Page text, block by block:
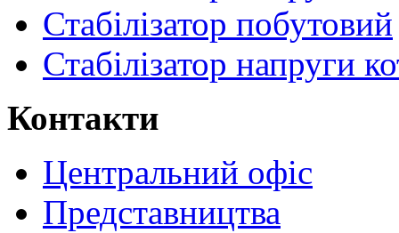
Стабілізатор побутовий
Стабілізатор напруги
Контакти
Центральний офіс
Представництва